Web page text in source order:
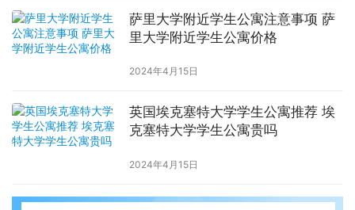
萨里大学附近学生公寓注意事项 萨
里大学附近学生公寓价格
2024年4月15日
英国埃克塞特大学学生公寓推荐 埃
克塞特大学学生公寓贵吗
2024年4月15日